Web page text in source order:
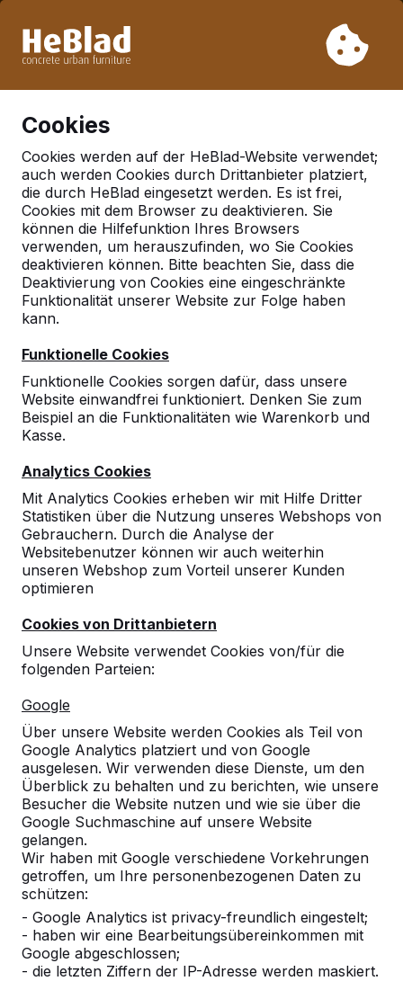
Woche 33 nicht. Bitte berücksichtigen Sie daher längere
Cookies
Cookies werden auf der HeBlad-Website verwendet;
auch werden Cookies durch Drittanbieter platziert,
die durch HeBlad eingesetzt werden. Es ist frei,
Cookies mit dem Browser zu deaktivieren. Sie
können die Hilfefunktion Ihres Browsers
verwenden, um herauszufinden, wo Sie Cookies
deaktivieren können. Bitte beachten Sie, dass die
Deaktivierung von Cookies eine eingeschränkte
Funktionalität unserer Website zur Folge haben
kann.
Funktionelle Cookies
Funktionelle Cookies sorgen dafür, dass unsere
Website einwandfrei funktioniert. Denken Sie zum
Beispiel an die Funktionalitäten wie Warenkorb und
Kasse.
Analytics Cookies
Mit Analytics Cookies erheben wir mit Hilfe Dritter
Statistiken über die Nutzung unseres Webshops von
Gebrauchern. Durch die Analyse der
Websitebenutzer können wir auch weiterhin
unseren Webshop zum Vorteil unserer Kunden
optimieren
Cookies von Drittanbietern
Unsere Website verwendet Cookies von/für die
folgenden Parteien:
Google
Über unsere Website werden Cookies als Teil von
Google Analytics platziert und von Google
ausgelesen. Wir verwenden diese Dienste, um den
Überblick zu behalten und zu berichten, wie unsere
Besucher die Website nutzen und wie sie über die
Google Suchmaschine auf unsere Website
gelangen.
Wir haben mit Google verschiedene Vorkehrungen
getroffen, um Ihre personenbezogenen Daten zu
schützen:
- Google Analytics ist privacy-freundlich eingestelt;
- haben wir eine Bearbeitungsübereinkommen mit
Google abgeschlossen;
- die letzten Ziffern der IP-Adresse werden maskiert.
Zubehör
Augenschutz Tischkicker
(set 8 stücks)
25
€ 35,00
Anzahl
Zum Angebot hinzufügen